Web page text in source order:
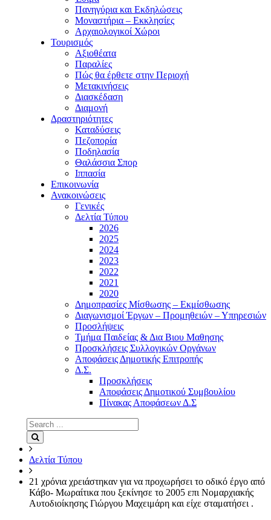
Πανηγύρια και Εκδηλώσεις
Μοναστήρια – Εκκλησίες
Αρχαιολογικοί Χώροι
Τουρισμός
Αξιοθέατα
Παραλίες
Πώς θα έρθετε στην Περιοχή
Μετακινήσεις
Διασκέδαση
Διαμονή
Δραστηριότητες
Καταδύσεις
Πεζοπορία
Ποδηλασία
Θαλάσσια Σπορ
Ιππασία
Επικοινωνία
Ανακοινώσεις
Γενικές
Δελτία Τύπου
2026
2025
2024
2023
2022
2021
2020
Δημοπρασίες Μίσθωσης – Εκμίσθωσης
Διαγωνισμοί Έργων – Προμηθειών – Υπηρεσιών
Προσλήψεις
Τμήμα Παιδείας & Δια Βιου Μαθησης
Προσκλήσεις Συλλογικών Οργάνων
Αποφάσεις Δημοτικής Επιτροπής
Δ.Σ.
Προσκλήσεις
Αποφάσεις Δημοτικού Συμβουλίου
Πίνακας Αποφάσεων Δ.Σ
Search
for:
Δελτία Τύπου
21 χρόνια χρειάστηκαν για να προχωρήσει το οδικό έργο από
Κάβο- Μωραίτικα που ξεκίνησε το 2005 επι Νομαρχιακής
Αυτοδιοίκησης Γιώργου Μαχειμάρη και είχε σταματήσει .